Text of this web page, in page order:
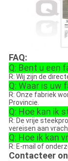
FAQ:
Q: Bent u een
R: Wij zijn de
Q: Waar is uw
R: Onze fabriek
Provincie.
Q: Hoe kan ik
R: De vrije
vereisen aan
Q: Hoe ik kan
R: E-mail of
Contacteer